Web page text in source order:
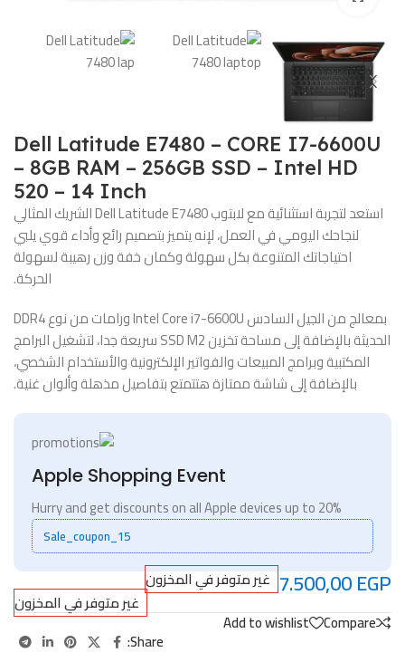
هدية
🔌 شاحن
لابتوب
⌨️ تعريب
كيبورد
اطلب
الآن
Dell Latitude E7480 – CORE I7-6600U
– 8GB RAM – 256GB SSD – Intel HD
520 – 14 Inch
استعد لتجربة استثنائية مع لابتوب Dell Latitude E7480 الشريك المثالي
لنجاحك اليومي في العمل، لإنه يتميز بتصميم رائع وأداء قوي يلبي
احتياجاتك المتنوعة بكل سهولة وكمان خفة وزن رهيبة لسهولة
الحركة.
بمعالج من الجيل السادس Intel Core i7-6600U ورامات من نوع DDR4
الحديثة بالإضافة إلى مساحة تخزين SSD M2 سريعة جدا، لتشغيل البرامج
المكتبية وبرامج المبيعات والفواتير الإلكترونية والأستخدام الشخصي،
بالإضافة إلى شاشة ممتازة هتتمتع بتفاصيل مذهلة وألوان غنية.
Apple Shopping Event
Hurry and get discounts on all Apple devices up to 20%
Sale_coupon_15
7.500,00EGP
غير متوفر في المخزون
غير متوفر في المخزون
Compare
Add to wishlist
Share: